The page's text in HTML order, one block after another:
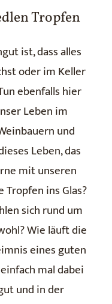
Tropfen
ist, dass alles
oder im Keller
ebenfalls hier
Leben im
und
Leben, das
mit unseren
ins Glas?
sich rund um
Wie läuft die
eines guten
mal dabei
und in der